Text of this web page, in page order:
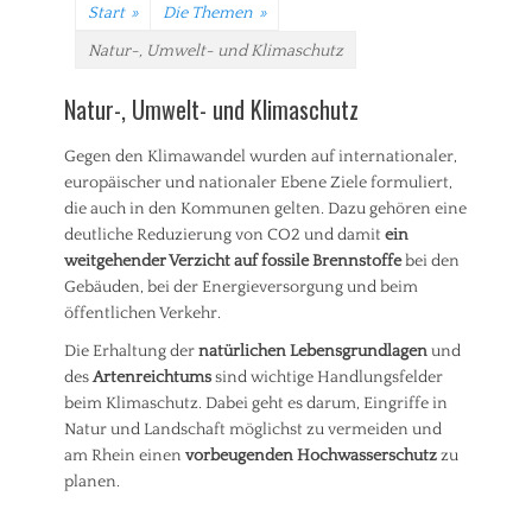
Start » Die Themen »
Natur-, Umwelt- und Klimaschutz
Natur-, Umwelt- und Klimaschutz
Gegen den Klimawandel wurden auf internationaler,
europäischer und nationaler Ebene Ziele formuliert,
die auch in den Kommunen gelten. Dazu gehören eine
deutliche Reduzierung von CO2 und damit ein
weitgehender Verzicht auf fossile Brennstoffebei den
Gebäuden, bei der Energieversorgung und beim
öffentlichen Verkehr.
Die Erhaltung dernatürlichen Lebensgrundlagenund
desArtenreichtumssind wichtige Handlungsfelder
beim Klimaschutz. Dabei geht es darum, Eingriffe in
Natur und Landschaft möglichst zu vermeiden und
am Rhein einen vorbeugenden Hochwasserschutzzu
planen.